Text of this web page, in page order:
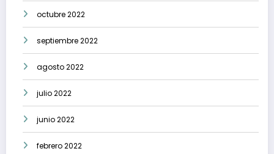
octubre 2022
septiembre 2022
agosto 2022
julio 2022
junio 2022
febrero 2022